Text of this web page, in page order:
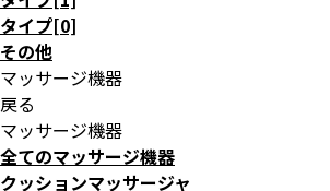
タイプ[0]
その他
マッサージ機器
戻る
マッサージ機器
全てのマッサージ機器
クッションマッサージャ